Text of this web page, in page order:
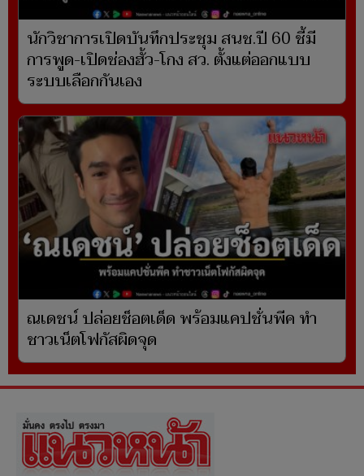
นักวิชาการเปิดบันทึกประชุม สนช.ปี 60 ชี้มี
การพูด-เปิดช่องฮั้ว-โกง สว. ตั้งแต่ออกแบบ
ระบบเลือกกันเอง
ณเดชน์ ปล่อยช็อตเด็ด พร้อมแคปชั่นพีค ทำ
ชาวเน็ตโฟกัสผิดจุด